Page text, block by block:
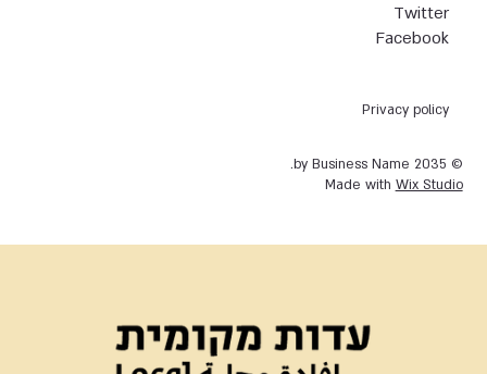
Privacy policy
© 2035 by Business Name.
Made with Wix Studio
Twitter
Facebook